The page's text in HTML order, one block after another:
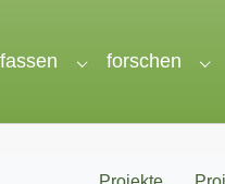
for "wir"Submenu for
forschen